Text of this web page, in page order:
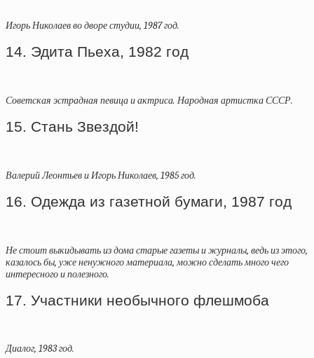
Игорь Николаев во дворе студии, 1987 год.
14. Эдита Пьеха, 1982 год
Советская эстрадная певица и актриса. Народная артистка СССР.
15. Стань Звездой!
Валерий Леонтьев и Игорь Николаев, 1985 год.
16. Одежда из газетной бумаги, 1987 год
Не стоит выкидывать из дома старые газеты и журналы, ведь из этого,
казалось бы, уже ненужного материала, можно сделать много чего
интересного и полезного.
17. Участники необычного флешмоба
Диалог, 1983 год.